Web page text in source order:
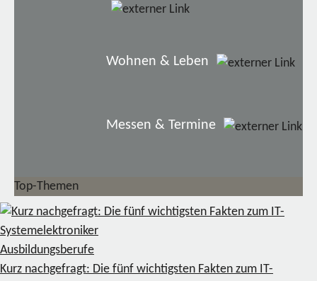
Wohnen & Leben
Messen & Termine
Top-Themen
Ausbildungsberufe
Kurz nachgefragt: Die fünf wichtigsten Fakten zum IT-